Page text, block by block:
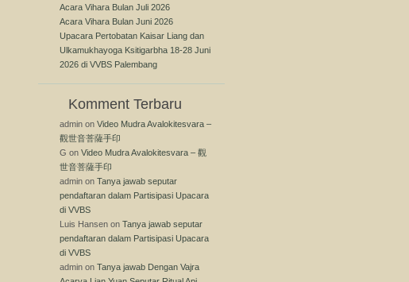
Acara Vihara Bulan Juli 2026
Acara Vihara Bulan Juni 2026
Upacara Pertobatan Kaisar Liang dan
Ulkamukhayoga Ksitigarbha 18-28 Juni
2026 di VVBS Palembang
Komment Terbaru
admin on Video Mudra Avalokitesvara –
觀世音菩薩手印
G on Video Mudra Avalokitesvara – 觀
世音菩薩手印
admin on Tanya jawab seputar
pendaftaran dalam Partisipasi Upacara
di VVBS
Luis Hansen on Tanya jawab seputar
pendaftaran dalam Partisipasi Upacara
di VVBS
admin on Tanya jawab Dengan Vajra